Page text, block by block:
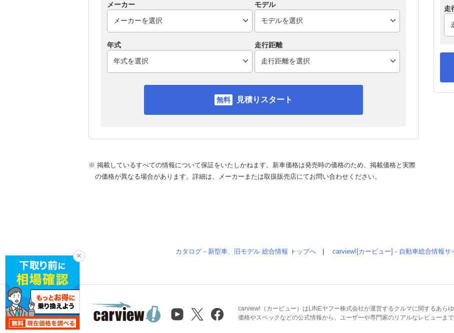
メーカー モデル
年式 走行距離
見積りスタート
※ 掲載しているすべての情報について保証をいたしかねます。新車価格は発売時の価格のため、掲載価格と実際
の価格が異なる場合があります。詳細は、メーカーまたは取扱販売店にてお問い合わせください。
走
カタログ－新型車、旧モデル 総合情報 トップへ carview![カービュー] - 自動車総合情報
carview!（カービュー）はLINEヤフー株式会社が運営するクルマに関するあら
価格やスペックなどの公式情報から、ユーザーや専門家のリアルなレビューま